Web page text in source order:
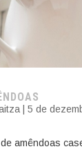
| 5 de
amêndoas